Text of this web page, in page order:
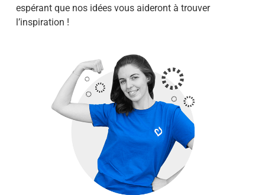
espérant que nos idées vous aideront à trouver
l’inspiration !